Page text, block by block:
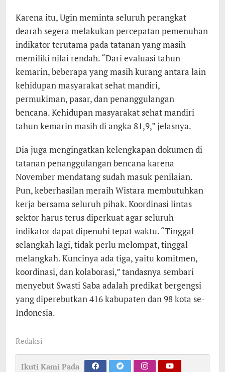
Karena itu, Ugin meminta seluruh perangkat
dearah segera melakukan percepatan pemenuhan
indikator terutama pada tatanan yang masih
memiliki nilai rendah. “Dari evaluasi tahun
kemarin, beberapa yang masih kurang antara lain
kehidupan masyarakat sehat mandiri,
permukiman, pasar, dan penanggulangan
bencana. Kehidupan masyarakat sehat mandiri
tahun kemarin masih di angka 81,9,” jelasnya.
Dia juga mengingatkan kelengkapan dokumen di
tatanan penanggulangan bencana karena
November mendatang sudah masuk penilaian.
Pun, keberhasilan meraih Wistara membutuhkan
kerja bersama seluruh pihak. Koordinasi lintas
sektor harus terus diperkuat agar seluruh
indikator dapat dipenuhi tepat waktu. “Tinggal
selangkah lagi, tidak perlu melompat, tinggal
melangkah. Kuncinya ada tiga, yaitu komitmen,
koordinasi, dan kolaborasi,” tandasnya sembari
menyebut Swasti Saba adalah predikat bergengsi
yang diperebutkan 416 kabupaten dan 98 kota se-
Indonesia.
Redaksi
Ikuti Kami Pada